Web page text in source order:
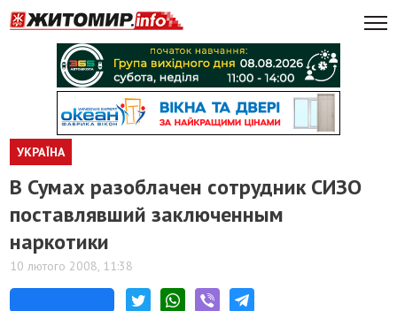
УКРАЇНА
В Сумах разоблачен сотрудник СИЗО
поставлявший заключенным
наркотики
10 лютого 2008, 11:38